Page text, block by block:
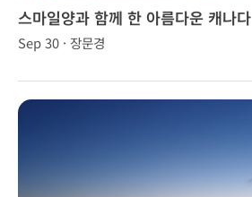
스마일양과 함께 한 아름다운 캐나다
Sep 30 · 장문경